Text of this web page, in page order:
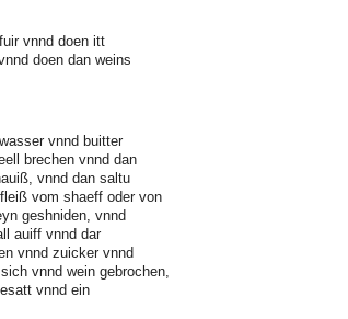
vnnd doen itt
doen dan weins
vnnd buitter
brechen vnnd dan
vnnd dan saltu
vom shaeff oder von
geshniden, vnnd
auiff vnnd dar
vnnd zuicker vnnd
vnnd wein gebrochen,
vnnd ein